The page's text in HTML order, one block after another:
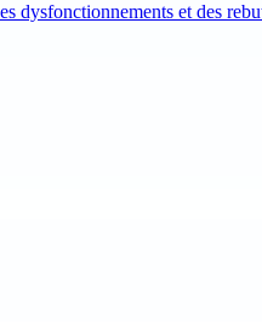
dysfonctionnements et des